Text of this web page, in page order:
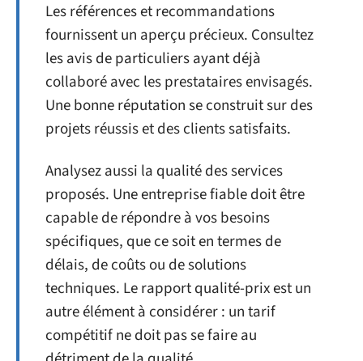
Les références et recommandations
fournissent un aperçu précieux. Consultez
les avis de particuliers ayant déjà
collaboré avec les prestataires envisagés.
Une bonne réputation se construit sur des
projets réussis et des clients satisfaits.
Analysez aussi la qualité des services
proposés. Une entreprise fiable doit être
capable de répondre à vos besoins
spécifiques, que ce soit en termes de
délais, de coûts ou de solutions
techniques. Le rapport qualité-prix est un
autre élément à considérer : un tarif
compétitif ne doit pas se faire au